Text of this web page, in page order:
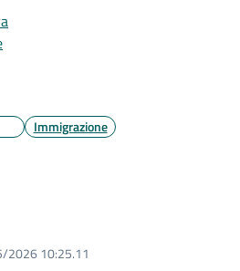
Immigrazione
2026 10:25.11